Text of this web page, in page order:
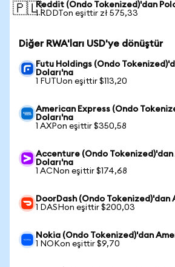
🇵🇱Reddit (Ondo Tokenized)'dan
1 RDDTon eşittir zł 575,33
Diğer RWA'ları USD'ye dönüştür
Futu Holdings (Ondo
Doları'na
1 FUTUon eşittir $113,20
American Express (Ondo
Doları'na
1 AXPon eşittir $350,58
Accenture (Ondo Tokenized)'dan
Doları'na
1 ACNon eşittir $174,68
DoorDash (Ondo Tokenized)'dan
1 DASHon eşittir $200,03
Nokia (Ondo Tokenized)'dan
1 NOKon eşittir $9,70